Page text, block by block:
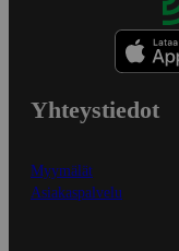
Yhteystiedot
Myymälät
Asiakaspalvelu